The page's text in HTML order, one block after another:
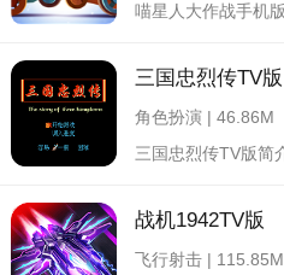
三国忠烈传TV版
角色扮演 | 46.86M
战机1942TV版
飞行射击 | 115.85M